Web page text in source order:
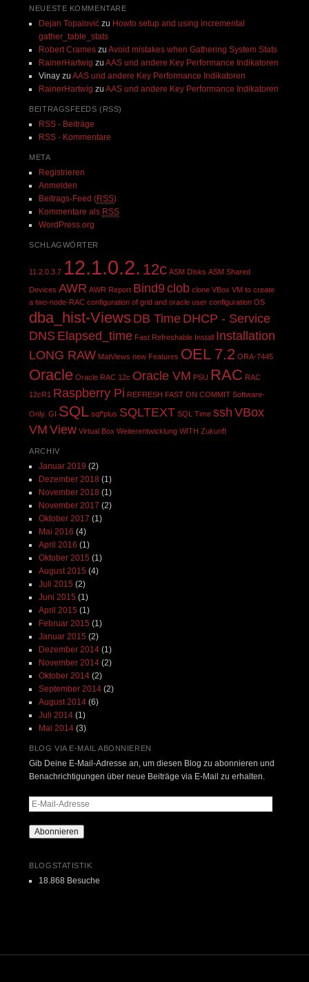
NEUESTE KOMMENTARE
Dejan Topalovićzu Howto setup and using incremental
gather_table_stats
Robert Crameszu Avoid mistakes when Gathering System Stats
RainerHartwig zu AAS und andere Key Performance Indikatoren
Vinayzu AAS und andere Key Performance Indikatoren
RainerHartwig zu AAS und andere Key Performance Indikatoren
BEITRAGSFEEDS (RSS)
RSS - Beiträge
RSS - Kommentare
META
Registrieren
Anmelden
Beitrags-Feed (RSS)
Kommentare als RSS
WordPress.org
SCHLAGWÖRTER
11.2.0.3.7 12.1.0.2. 12c ASM Disks ASM Shared
Devices AWR AWR Report Bind9clob clone VBox VM to create
a two-node-RAC configuration of grid and oracle user configuration OS
dba_hist-Views DB Time DHCP - Service
DNS Elapsed_time Fast Refreshable Install Installation
LONG RAW MatViews new Features OEL 7.2 ORA-7445
Oracle Oracle RAC 12c Oracle VM PSU RAC RAC
12cR1 Raspberry Pi REFRESH FAST ON COMMIT Software-
Only. GI SQL sql*plus SQLTEXT SQL Time ssh VBox
VM View Virtual Box Weiterentwicklung WITH Zukunft
ARCHIV
Januar 2019 (2)
Dezember 2018 (1)
November 2018 (1)
November 2017 (2)
Oktober 2017 (1)
Mai 2016 (4)
April 2016 (1)
Oktober 2015 (1)
August 2015 (4)
Juli 2015 (2)
Juni 2015 (1)
April 2015 (1)
Februar 2015 (1)
Januar 2015 (2)
Dezember 2014(1)
November 2014(2)
Oktober 2014(2)
September 2014(2)
August 2014(6)
Juli 2014(1)
Mai 2014(3)
BLOG VIA E-MAIL ABONNIEREN
Gib Deine E-Mail-Adresse an, um diesen Blog zu abonnieren und
Benachrichtigungen über neue Beiträge via E-Mail zu erhalten.
E-
Adresse
Abonnieren
BLOGSTATISTIK
18.868 Besuche